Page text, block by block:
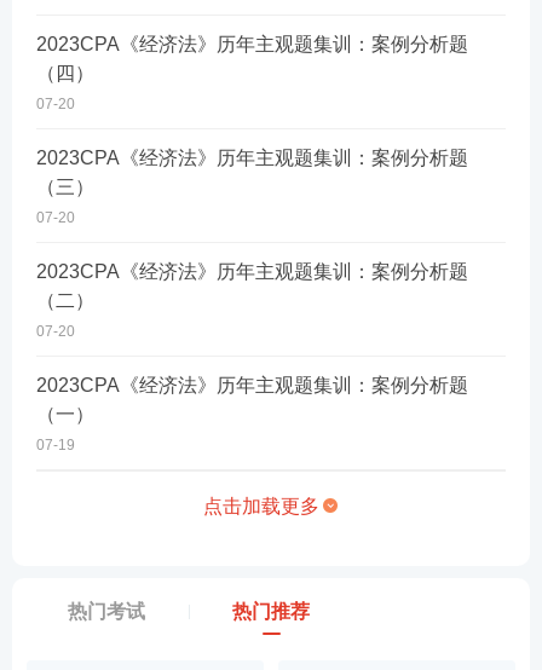
2023CPA《经济法》历年主观题集训：案例分析题
（四）
07-20
2023CPA《经济法》历年主观题集训：案例分析题
（三）
07-20
2023CPA《经济法》历年主观题集训：案例分析题
（二）
07-20
2023CPA《经济法》历年主观题集训：案例分析题
（一）
07-19
点击加载更多
热门考试 热门推荐